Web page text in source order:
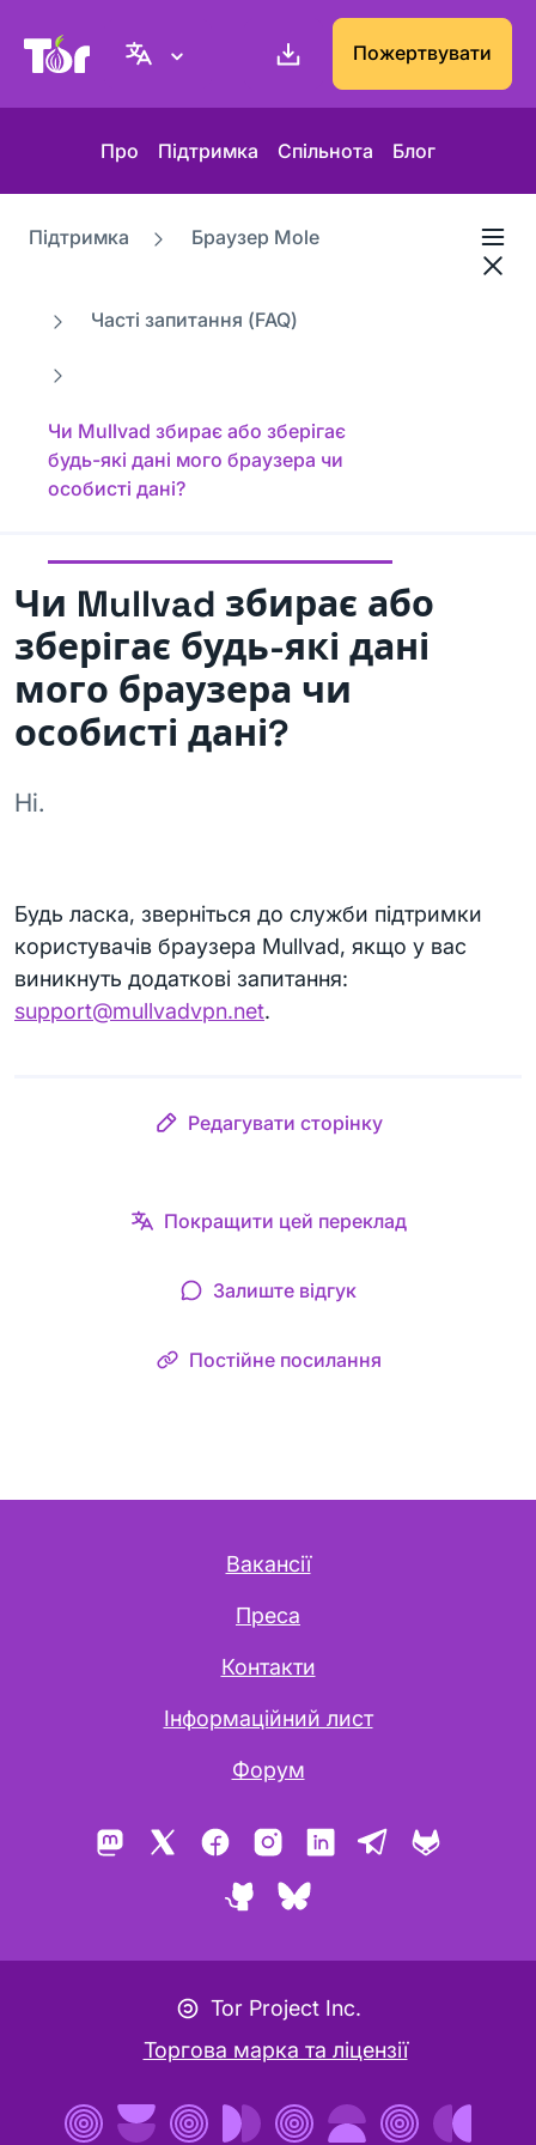
Вебсайт проєкту Tor Пожертвувати
Про Підтримка Спільнота Блог
Підтримка Браузер Mole
Часті запитання (FAQ)
Чи Mullvad збирає або зберігає
будь-які дані мого браузера чи
особисті дані?
Чи Mullvad збирає або
зберігає будь-які дані
мого браузера чи
особисті дані?
Ні.
Будь ласка, зверніться до служби підтримки
користувачів браузера Mullvad, якщо у вас
виникнуть додаткові запитання:
support@mullvadvpn.net.
Редагувати сторінку
Покращити цей переклад
Залиште відгук
Постійне посилання
Вакансії
Преса
Контакти
Інформаційний лист
Форум
Mastodon FacebookInstagramLinkedInTelegram
GitHubBluesky
Значок авторського лефту
Tor Project Inc.
Торгова марка та ліцензії